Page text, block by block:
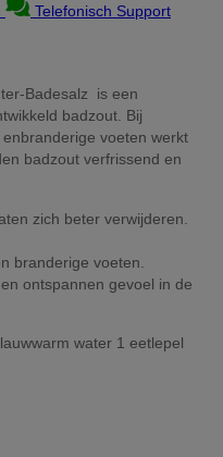
Telefonisch Support
Badesalz is een
badzout. Bij
voeten werkt
badzout verfrissend en
zich beter verwijderen.
branderige voeten.
ontspannen gevoel in de
water 1 eetlepel